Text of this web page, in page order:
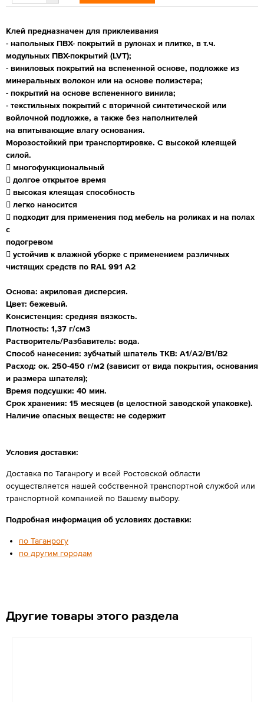
Клей предназначен для приклеивания
- напольных ПВХ- покрытий в рулонах и плитке, в т.ч.
модульных ПВХ-покрытий (LVT);
- виниловых покрытий на вспененной основе, подложке из
минеральных волокон или на основе полиэстера;
- покрытий на основе вспененного винила;
- текстильных покрытий с вторичной синтетической или
войлочной подложке, а также без наполнителей
на впитывающие влагу основания.
Морозостойкий при транспортировке. С высокой клеящей
силой.
 многофункциональный
 долгое открытое время
 высокая клеящая способность
 легко наносится
 подходит для применения под мебель на роликах и на полах
с
подогревом
 устойчив к влажной уборке с применением различных
чистящих средств по RAL 991 A2
Основа: акриловая дисперсия.
Цвет: бежевый.
Консистенция: средняя вязкость.
Плотность: 1,37 г/см3
Растворитель/Разбавитель: вода.
Способ нанесения: зубчатый шпатель TKB: A1/A2/B1/B2
Расход: ок. 250-450 г/м2 (зависит от вида покрытия, основания
и размера шпателя);
Время подсушки: 40 мин.
Срок хранения: 15 месяцев (в целостной заводской упаковке).
Наличие опасных веществ: не содержит
Условия доставки:
Доставка по Таганрогу и всей Ростовской области
осуществляется нашей собственной транспортной службой или
транспортной компанией по Вашему выбору.
Подробная информация об условиях доставки:
по Таганрогу
по другим городам
Другие товары этого раздела